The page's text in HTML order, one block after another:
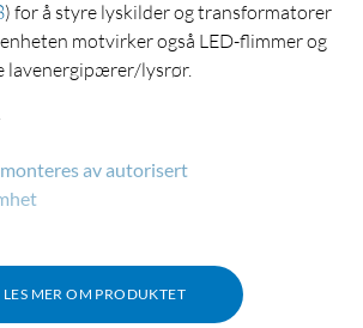
) for å styre lyskilder og transformatorer
motvirker også LED-flimmer og
lavenergipærer/lysrør.
LES MER OM PRODUKTET
av autorisert